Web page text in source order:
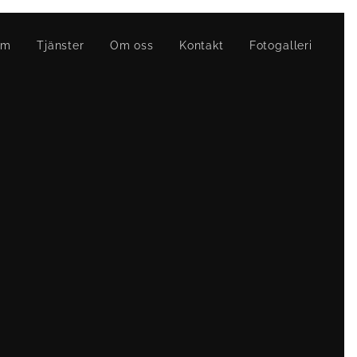
Tjänster Om oss Kontakt Fotogalleri